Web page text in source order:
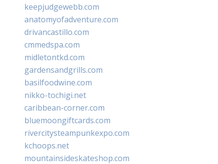
keepjudgewebb.com
anatomyofadventure.com
drivancastillo.com
cmmedspa.com
midletontkd.com
gardensandgrills.com
basilfoodwine.com
nikko-tochigi.net
caribbean-corner.com
bluemoongiftcards.com
rivercitysteampunkexpo.com
kchoops.net
mountainsideskateshop.com